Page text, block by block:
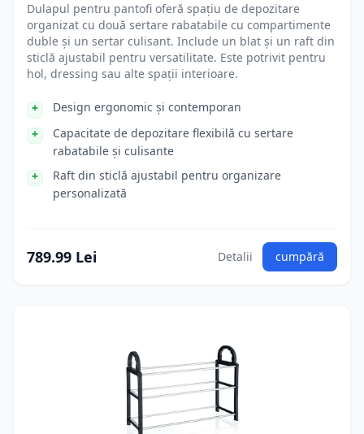
Dulapul pentru pantofi oferă spațiu de depozitare
organizat cu două sertare rabatabile cu compartimente
duble și un sertar culisant. Include un blat și un raft din
sticlă ajustabil pentru versatilitate. Este potrivit pentru
hol, dressing sau alte spații interioare.
Design ergonomic și contemporan
Capacitate de depozitare flexibilă cu sertare
rabatabile și culisante
Raft din sticlă ajustabil pentru organizare
personalizată
789.99 Lei Detalii cumpără